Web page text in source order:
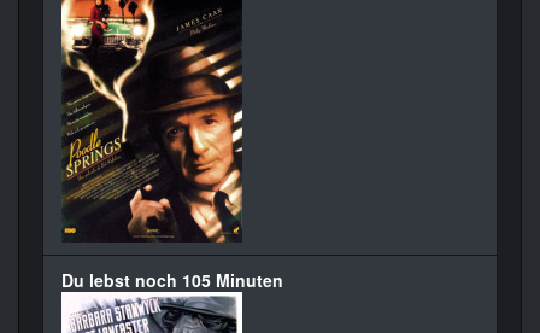
Du lebst noch 105 Minuten